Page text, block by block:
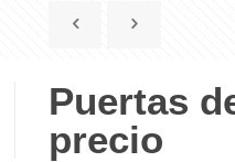
Puertas
precio